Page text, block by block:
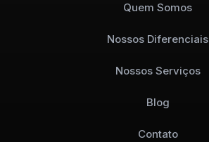
Quem Somos
Nossos Diferenciais
Nossos Serviços
Blog
Contato